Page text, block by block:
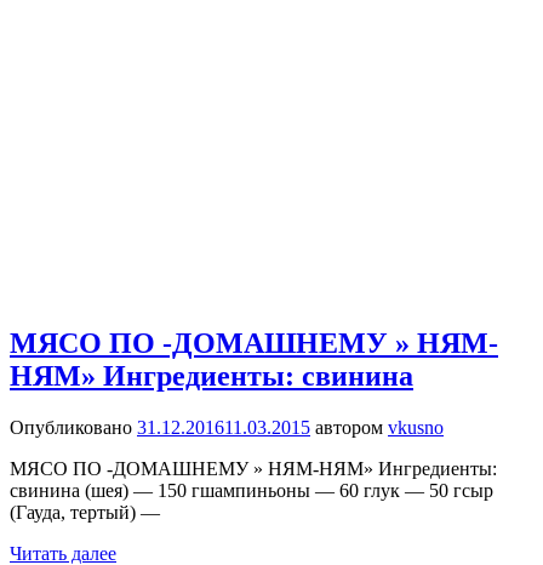
МЯСО ПО -ДОМАШНЕМУ » НЯМ-
НЯМ» Ингредиенты: свинина
Опубликовано 31.12.201611.03.2015 автором vkusno
МЯСО ПО -ДОМАШНЕМУ » НЯМ-НЯМ» Ингредиенты:
свинина (шея) — 150 гшампиньоны — 60 глук — 50 гсыр
(Гауда, тертый) —
Читать далее